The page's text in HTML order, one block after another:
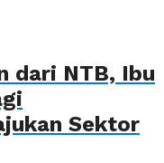
dari NTB, Ibu
Sektor